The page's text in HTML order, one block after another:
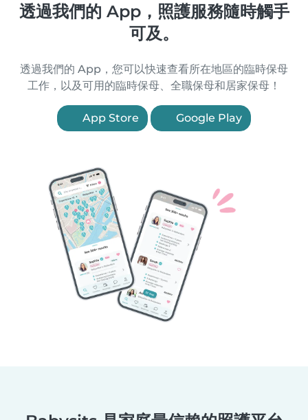
透過我們的 App，照護服務隨時觸手
可及。
透過我們的 App，您可以快速查看所在地區的臨時保母
工作，以及可用的臨時保母、全職保母和居家保母！
App Store Google Play